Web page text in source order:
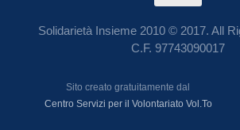
Solidarietà Insieme 2010 © 2017. All
C.F. 97743090017
Sito creato gratuitamente dal
Centro Servizi per il Volontariato Vol.To